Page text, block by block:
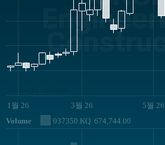
1월 26 3월 26 5월 26
Volume 037350.KQ 674,744.00